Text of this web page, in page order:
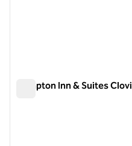
Hampton Inn & Suites